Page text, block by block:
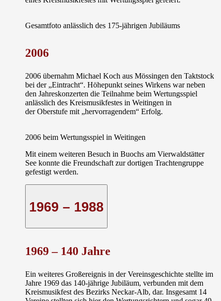
Gesamtfoto anlässlich des 175-jährigen Jubiläums
2006
2006 übernahmMichael Koch aus Mössingen den Taktstock
bei der „Eintracht“. Höhepunkt seines Wirkens war neben
den Jahreskonzerten die Teilnahme beim Wertungsspiel
anlässlich des Kreismusikfestes in Weitingen in
derOberstufe mit „hervorragendem“ Erfolg.
2006 beim Wertungsspiel in Weitingen
Mit einem weiteren Besuch inBuochs am Vierwaldstätter
See konnte die Freundschaft zur dortigen Trachtengruppe
gefestigt werden.
1969 – 1988
1969 – 140 Jahre
Ein weiteres Großereignis in der Vereinsgeschichte stellte im
Jahre 1969 das 140-jährige Jubiläum, verbunden mit dem
Kreismusikfest des Bezirks Neckar-Alb, dar. Insgesamt 14